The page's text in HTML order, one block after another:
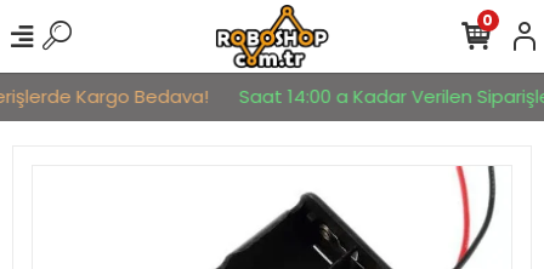
Kargo Bedava! Saat 14:00 a Kadar Verilen
0